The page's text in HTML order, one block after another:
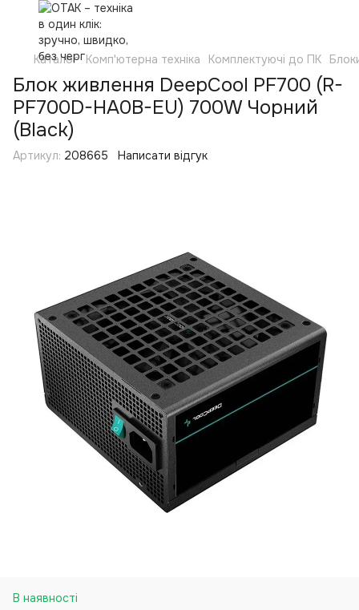
Каталог Комп'ютерна техніка Комплектуючі до ПК
Блок живлення DeepCool PF700 (R-
PF700D-HA0B-EU) 700W Чорний
(Black)
Артикул: 208665 Написати відгук
В наявності